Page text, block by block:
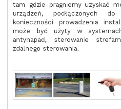
tam gdzie pragniemy uzyskać
urządzeń, podłączonych
konieczności prowadzenia
może być użyty w
antynapad, sterowanie
zdalnego sterowania.